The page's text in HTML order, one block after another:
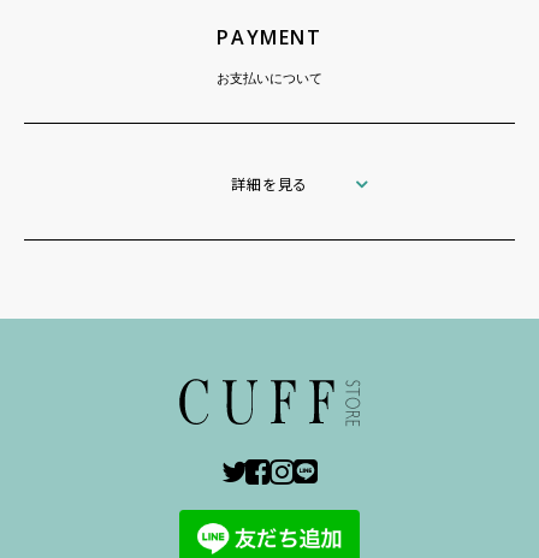
PAYMENT
お支払いについて
詳細を見る